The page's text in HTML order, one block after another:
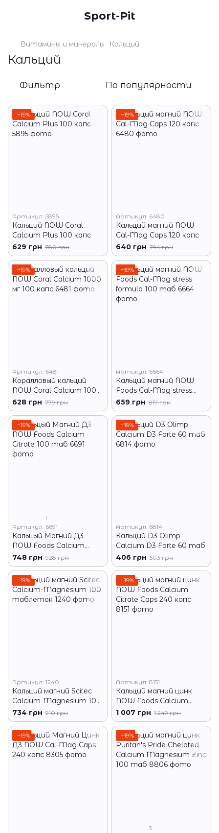
Sport-Pit
Витамины и минералы Кальций
Кальций
Фильтр По популярности
−19%
Артикул: 5895
Кальций NOW Coral
Calcium Plus 100 капс
629 грн 780 грн
−19%
Артикул: 6480
Кальций магний NOW
Cal-Mag Caps 120 капс
640 грн 794 грн
−19%
Артикул: 6481
Коралловый кальций
NOW Coral Calcium 1000
мг 100 капс
628 грн 779 грн
−19%
Артикул: 6664
Кальций магний NOW
Foods Cal-Mag stress
formula 100 таб
659 грн 817 грн
−19%
1
Артикул: 6691
Кальцый Магний Д3
NOW Foods Calcium
Citrate 100 таб
748 грн 928 грн
−19%
Артикул: 6814
Кальций D3 Olimp
Calcium D3 Forte 60 таб
406 грн 503 грн
−19%
Артикул: 1240
Кальций магний Scitec
Calcium-Magnesium 100
таблеток
734 грн 910 грн
−19%
Артикул: 8151
Кальций магний цинк
NOW Foods Calcium
Citrate Caps 240 капс
1 007 грн 1 249 грн
−19% −19%
3